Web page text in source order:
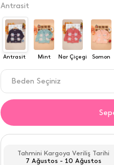
Antrasit
Beden Seçiniz
3-4 YAŞ
4-5 YAŞ
Tahmini Kargoya Veriliş Tarihi
7 Ağustos - 10 Ağustos